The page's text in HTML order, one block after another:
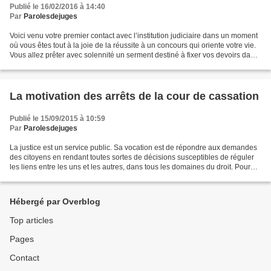
Publié le 16/02/2016 à 14:40
Par Parolesdejuges
Voici venu votre premier contact avec l’institution judiciaire dans un moment
où vous êtes tout à la joie de la réussite à un concours qui oriente votre vie.
Vous allez prêter avec solennité un serment destiné à fixer vos devoirs dans
La motivation des arrêts de la cour de cassation
Publié le 15/09/2015 à 10:59
Par Parolesdejuges
La justice est un service public. Sa vocation est de répondre aux demandes
des citoyens en rendant toutes sortes de décisions susceptibles de réguler
les liens entre les uns et les autres, dans tous les domaines du droit. Pour
Hébergé par Overblog
Top articles
Pages
Contact